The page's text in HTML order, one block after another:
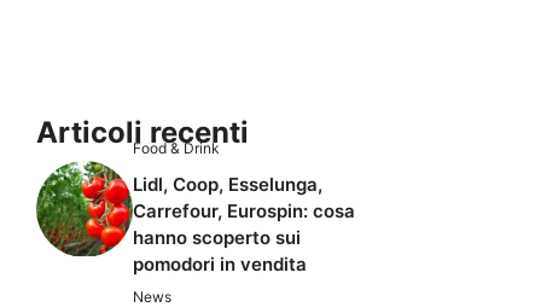
Articoli recenti
Food & Drink
Lidl, Coop, Esselunga,
Carrefour, Eurospin: cosa
hanno scoperto sui
pomodori in vendita
News